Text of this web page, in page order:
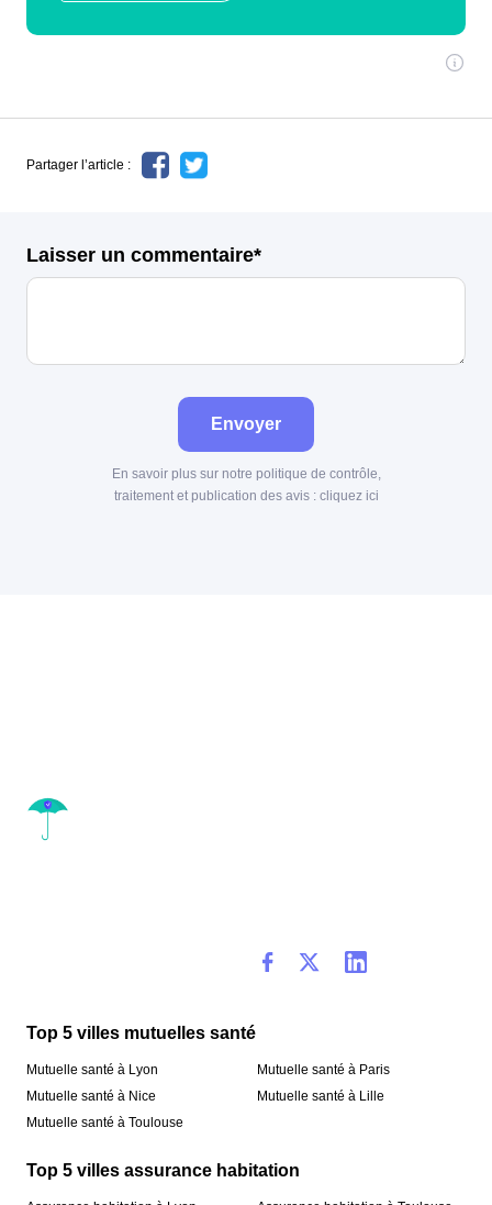
Partager l’article :
Laisser un commentaire*
Envoyer
En savoir plus sur notre politique de contrôle,
traitement et publication des avis : cliquez ici
Top 5 villes mutuelles santé
Mutuelle santé à Lyon
Mutuelle santé à Nice
Mutuelle santé à Toulouse
Mutuelle santé à Paris
Mutuelle santé à Lille
Top 5 villes assurance habitation